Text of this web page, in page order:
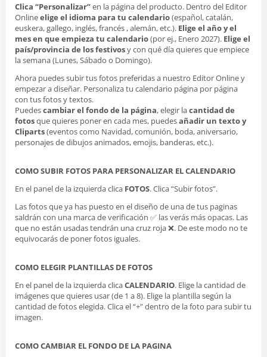
Clica “Personalizar”en la página del producto. Dentro del Editor
Onlineelige el idioma para tu calendario(español, catalán,
euskera, gallego, inglés, francés , alemán, etc.). Elige el año y el
mes en que empieza tu calendario(por ej., Enero 2027). Elige el
país/provincia de los festivosy con qué día quieres que empiece
la semana (Lunes, Sábado o Domingo).
Ahora puedes subir tus fotos preferidas a nuestro Editor Online y
empezar a diseñar. Personaliza tu calendario página por página
con tus fotos y textos.
Puedescambiar el fondo de la página, elegir lacantidad de
fotosque quieres poner en cada mes, puedesañadir un texto y
Cliparts(eventos como Navidad, comunión, boda, aniversario,
personajes de dibujos animados, emojis, banderas, etc.).
COMO SUBIR FOTOS PARA PERSONALIZAR EL CALENDARIO
En el panel de la izquierda clica FOTOS. Clica “Subir fotos”.
Las fotos que ya has puesto en el diseño de una de tus paginas
saldrán con una marca de verificación ✅ las verás más opacas. Las
que no están usadas tendrán una cruz roja ❌. De este modo no te
equivocarás de poner fotos iguales.
COMO ELEGIR PLANTILLAS DE FOTOS
En el panel de la izquierda clicaCALENDARIO. Elige la cantidad de
imágenes que quieres usar (de 1 a 8). Elige la plantilla según la
cantidad de fotos elegida. Clica el “+” dentro de la foto para subir tu
imagen.
COMO CAMBIAR EL FONDO DE LA PAGINA